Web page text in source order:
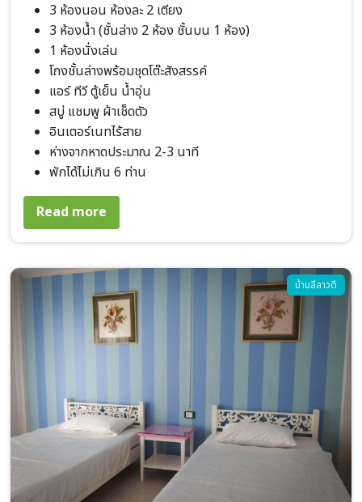
3 ห้องนอน ห้องละ 2 เตียง
3 ห้องน้ำ (ชั้นล่าง 2 ห้อง ชั้นบน 1 ห้อง)
1 ห้องนั่งเล่น
โถงชั้นล่างพร้อมชุดโต๊ะสังสรรค์
แอร์ ทีวี ตู้เย็น น้ำอุ่น
สบู่ แชมพู ผ้าเช็ดตัว
อินเตอร์เนทไร้สาย
ห่างจากหาดประมาณ 2-3 นาที
พักได้ไม่เกิน 6 ท่าน
Read more
Image บ้านลีลาวดี